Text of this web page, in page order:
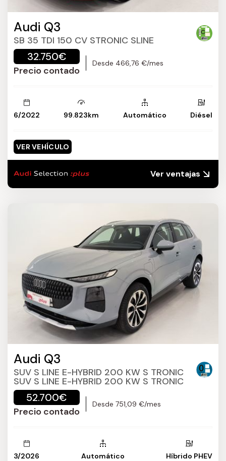
Audi Q3
SB 35 TDI 150 CV STRONIC SLINE
32.750€
Precio contado
Desde 466,76 €/mes
6/2022 99.823km Automático Diésel
VER VEHÍCULO
Ver ventajas
Audi Q3
SUV S LINE E-HYBRID 200 KW S TRONIC
SUV S LINE E-HYBRID 200 KW S TRONIC
52.700€
Precio contado
Desde 751,09 €/mes
3/2026 Automático Híbrido PHEV